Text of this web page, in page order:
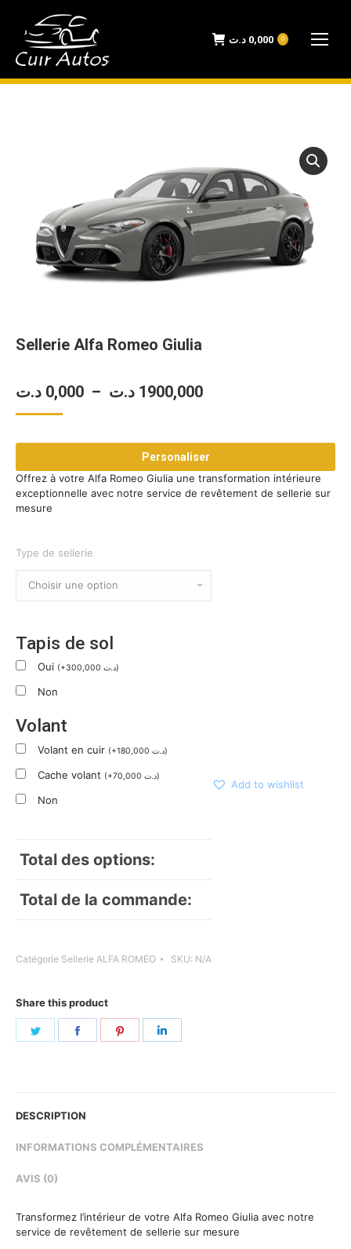
0,000 د.ت 0
Sellerie Alfa Romeo Giulia
0,000 د.ت – 1900,000 د.ت
Plage
prix :
0,000 د.ت
à
Personaliser
Offrez à votre Alfa Romeo Giulia une transformation intérieure
exceptionnelle avec notre service de revêtement de sellerie sur
mesure
Type de sellerie
Tapis de sol
Oui (+300,000 د.ت)
Non
Volant
Volant en cuir (+180,000 د.ت)
Cache volant (+70,000 د.ت)
Non
Total des options:
Total de la commande:
Add to wishlist
Catégorie Sellerie ALFA ROMEO SKU: N/A
Share this product
Share
Share
DESCRIPTION
INFORMATIONS COMPLÉMENTAIRES
AVIS (0)
Transformez l’intérieur de votre Alfa Romeo Giulia avec notre
service de revêtement de sellerie sur mesure